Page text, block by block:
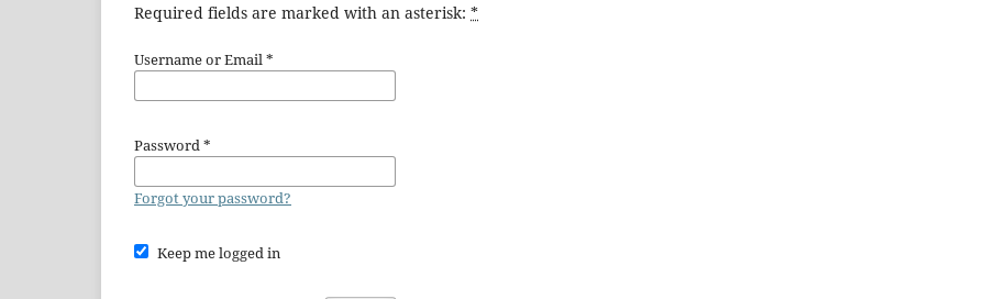
Required fields are marked with an asterisk: *
Username or Email*
Password*
Forgot your password?
Keep me logged in